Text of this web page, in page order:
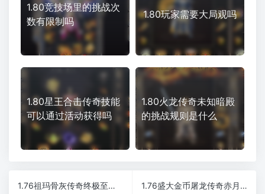
1.80竞技场里的挑战次
数有限制吗
1.80玩家需要大局观吗
1.80星王合击传奇技能
可以通过活动获得吗
1.80火龙传奇未知暗殿
的挑战规则是什么
1.76祖玛骨灰传奇终极至尊会员
1.76盛大金币屠龙传奇赤月极品属性最高+6